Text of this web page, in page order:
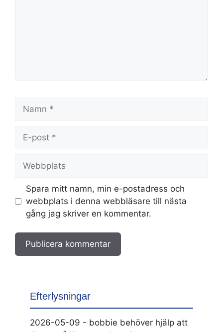
post
Spara mitt namn, min e-postadress och
webbplats i denna webbläsare till nästa
gång jag skriver en kommentar.
Efterlysningar
2026-05-09 - bobbie behöver hjälp att